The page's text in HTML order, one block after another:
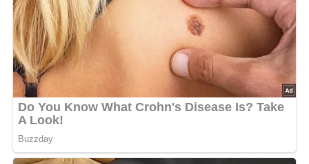
Dann hinterlasse doch bitte einen Kommentar am
Ende dieser Seite & auch eine Bewertung!
Und so wird es gemacht…
Die Steckrüben waschen und schälen. Anschließend
in ca. 5-6 mm große Würfel schneiden.
Einen gehäuften Esslöffel Butter mit dem Wasser, der
Gemüsebrühe und den Steckrübenwürfeln in einen